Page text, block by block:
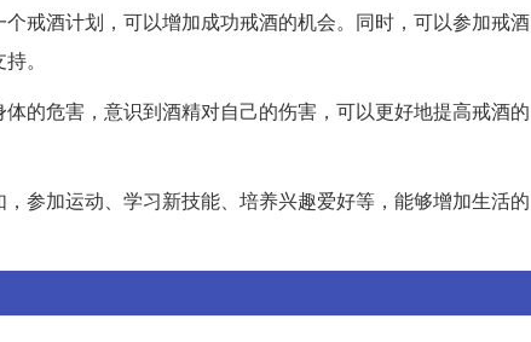
戒酒计划，可以增加成功戒酒的机会。同时，可以参加戒酒
。
的危害，意识到酒精对自己的伤害，可以更好地提高戒酒的
参加运动、学习新技能、培养兴趣爱好等，能够增加生活的